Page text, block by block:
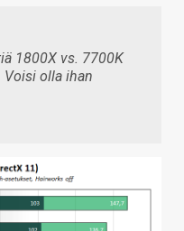
1800X vs. 7700K
Voisi olla ihan